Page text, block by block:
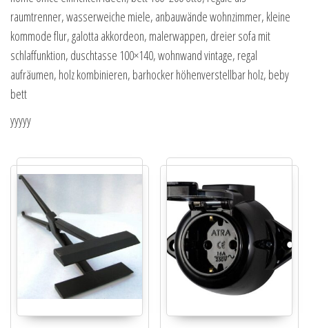
raumtrenner, wasserweiche miele, anbauwände wohnzimmer, kleine
kommode flur, galotta akkordeon, malerwappen, dreier sofa mit
schlaffunktion, duschtasse 100×140, wohnwand vintage, regal
aufräumen, holz kombinieren, barhocker höhenverstellbar holz, beby
bett
yyyyy